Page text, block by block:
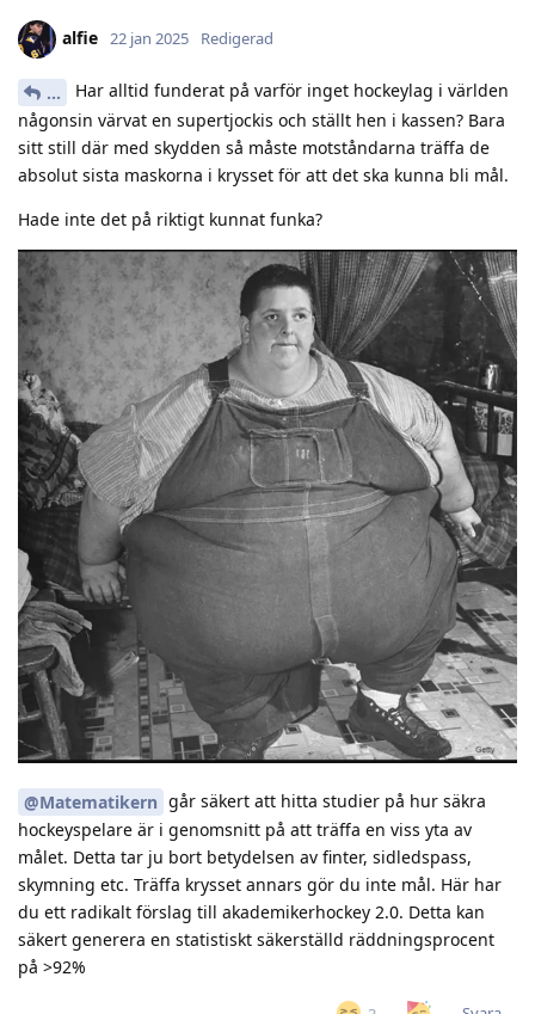
alfie 22 jan 2025 Redigerad
.​.​.​
Har alltid funderat på varför inget hockeylag i världen
någonsin värvat en supertjockis och ställt hen i kassen? Bara
sitt still där med skydden så måste motståndarna träffa de
absolut sista maskorna i krysset för att det ska kunna bli mål.
Hade inte det på riktigt kunnat funka?
@Matematikern går säkert att hitta studier på hur säkra
hockeyspelare är i genomsnitt på att träffa en viss yta av
målet. Detta tar ju bort betydelsen av finter, sidledspass,
skymning etc. Träffa krysset annars gör du inte mål. Här har
du ett radikalt förslag till akademikerhockey 2.0. Detta kan
säkert generera en statistiskt säkerställd räddningsprocent
på >92%